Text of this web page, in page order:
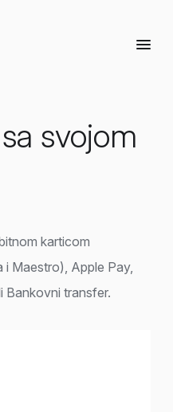
sa svojom
karticom
i Maestro), Apple Pay,
Bankovni transfer.